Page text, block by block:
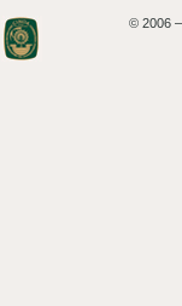
© 2006